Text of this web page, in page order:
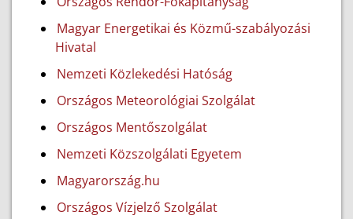
Magyar Energetikai és Közmű-szabályozási
Hivatal
Nemzeti Közlekedési Hatóság
Országos Meteorológiai Szolgálat
Országos Mentőszolgálat
Nemzeti Közszolgálati Egyetem
Magyarország.hu
Országos Vízjelző Szolgálat